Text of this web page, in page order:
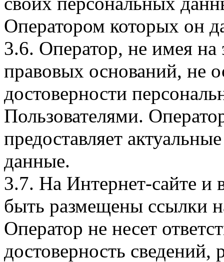
Оператором которых он
3.6. Оператор, не имея
правовых оснований, не
достоверности
Пользователями.
предоставляет
данные.
3.7. На Интернет-сайте
быть размещены ссылки
Оператор не несет
достоверность